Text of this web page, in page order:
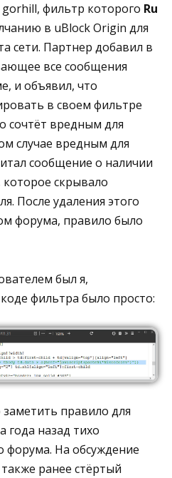
фильтр которого Ru
в uBlock Origin для
сети. Партнер добавил в
все сообщения
и объявил, что
в своем фильтре
сочтёт вредным для
случае вредным для
сообщение о наличии
скрывало
После удаления этого
форума, правило было
был я,
фильтра было просто:
правило для
года назад тихо
форума. На обсуждение
ранее стёртый